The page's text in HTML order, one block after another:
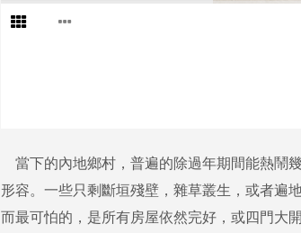
當下的內地鄉村，普遍的除過年期間能熱鬧
形容。一些只剩斷垣殘壁，雜草叢生，或者遍
而最可怕的，是所有房屋依然完好，或四門大